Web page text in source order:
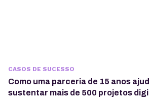
CASOS DE SUCESSO
Como uma parceria de 15 anos
sustentar mais de 500 projetos